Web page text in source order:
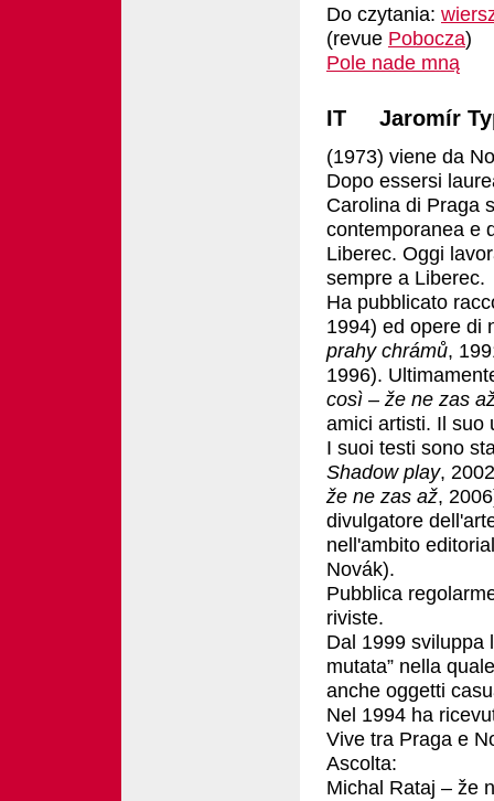
Do czytania:
(revue Pobocza)
Pole nade mną
IT Jaromír
(1973) viene da
Dopo essersi
Carolina di Praga
contemporanea e
Liberec. Oggi
sempre a Liberec.
Ha pubblicato
1994) ed opere di
prahy chrámů,
1996).
così – že ne zas
amici artisti. Il
I suoi testi sono
Shadow play,
že ne zas až,
divulgatore
nell'ambito
Novák).
Pubblica
riviste.
Dal 1999 sviluppa
mutata” nella
anche oggetti
Nel 1994 ha
Vive tra Praga e
Ascolta:
Michal Rataj – že